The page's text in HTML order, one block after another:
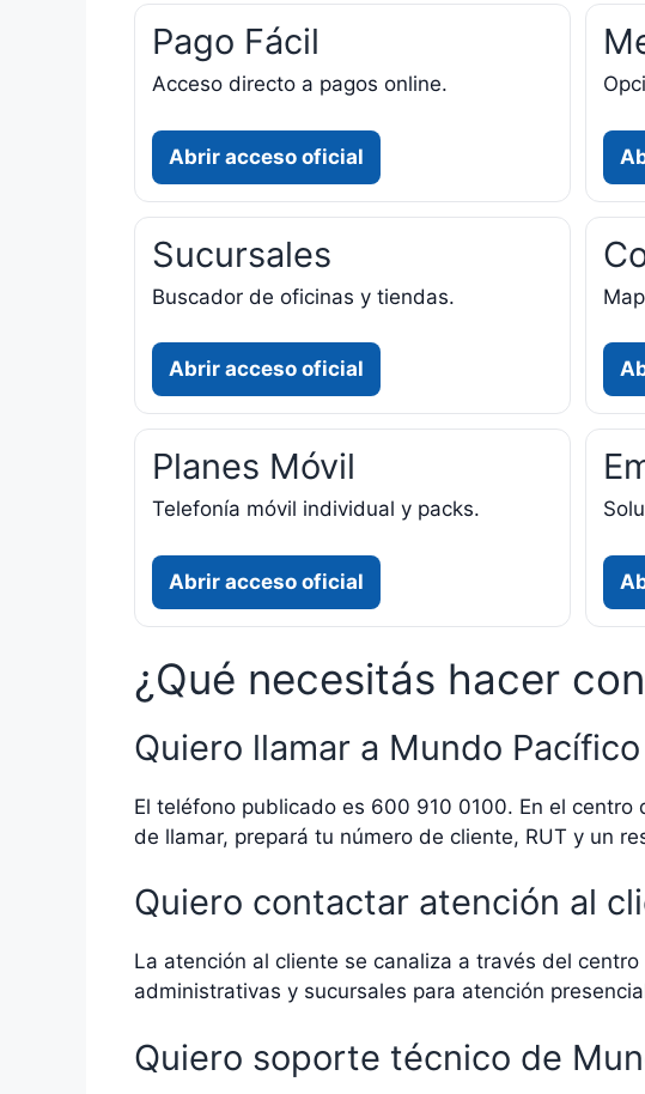
Pago Fácil
Acceso directo a pagos online.
Abrir acceso oficial
Sucursales
Buscador de oficinas y tiendas.
Abrir acceso oficial
Planes Móvil
Telefonía móvil individual y packs.
Abrir acceso oficial
¿Qué necesitás hacer
Quiero llamar a Mundo Pacífico
El teléfono publicado es 600 910 0100. En el
de llamar, prepará tu número de cliente, RUT y un
Quiero contactar atención al
La atención al cliente se canaliza a través del
administrativas y sucursales para atención
Quiero soporte técnico de